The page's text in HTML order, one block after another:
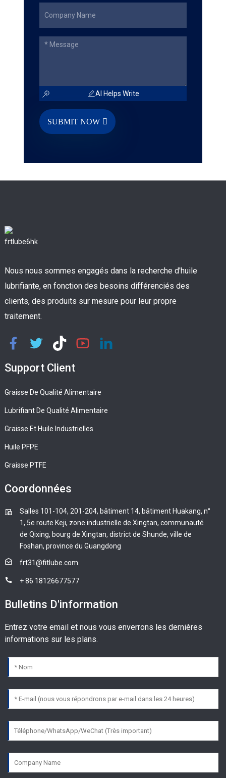
AI Helps Write
SUBMIT NOW
Nous nous sommes engagés dans la recherche d'huile
lubrifiante, en fonction des besoins différenciés des
clients, des produits sur mesure pour leur propre
traitement.
Support Client
Graisse De Qualité Alimentaire
Lubrifiant De Qualité Alimentaire
Graisse Et Huile Industrielles
Huile PFPE
Graisse PTFE
Coordonnées
Salles 101-104, 201-204, bâtiment 14, bâtiment Huakang, n°
1, 5e route Keji, zone industrielle de Xingtan, communauté
de Qixing, bourg de Xingtan, district de Shunde, ville de
Foshan, province du Guangdong
frt31@fitlube.com
+ 86 18126677577
Bulletins D'information
Entrez votre email et nous vous enverrons les dernières
informations sur les plans.